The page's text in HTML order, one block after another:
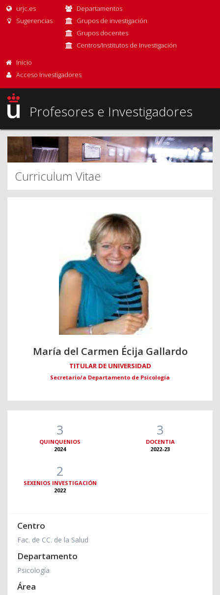
urjc.es
Sugerencias
Departamentos
Grupos de investigación
Grupos docentes
Centros/Institutos de Investigación
Inicio
Acceso Investigadores
Profesores e Investigadores
Curriculum Vitae
María del Carmen Écija Gallardo
TITULAR DE UNIVERSIDAD
Secretario/a Departamento de Psicología
3
QUINQUENIOS
2024
3
DOCENTIA
2022-23
2
SEXENIOS INVESTIGACIÓN
2022
Centro
Fac. de CC. de la Salud
Departamento
Psicología
Área